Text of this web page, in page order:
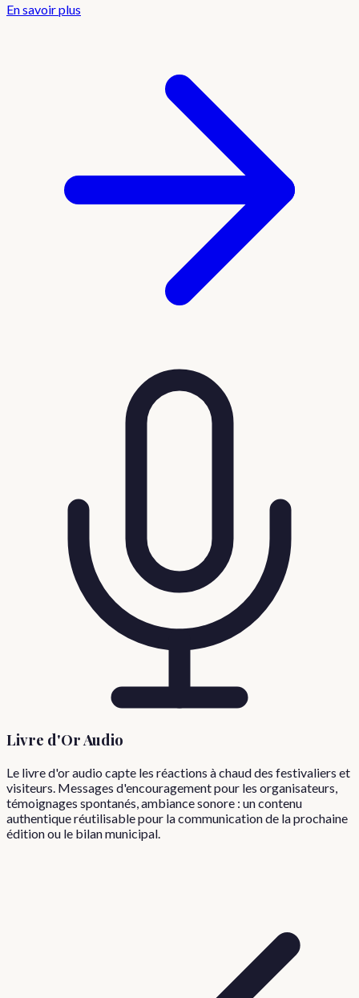
En savoir plus
Livre d'Or Audio
Le livre d'or audio capte les réactions à chaud des festivaliers et
visiteurs. Messages d'encouragement pour les organisateurs,
témoignages spontanés, ambiance sonore : un contenu
authentique réutilisable pour la communication de la prochaine
édition ou le bilan municipal.